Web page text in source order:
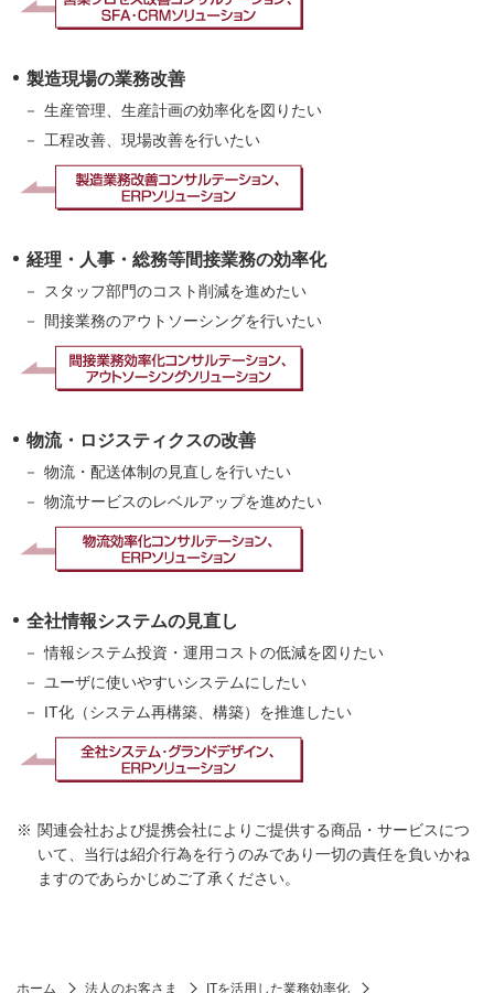
製造現場の業務改善
生産管理、生産計画の効率化を図りたい
工程改善、現場改善を行いたい
経理・人事・総務等間接業務の効率化
スタッフ部門のコスト削減を進めたい
間接業務のアウトソーシングを行いたい
物流・ロジスティクスの改善
物流・配送体制の見直しを行いたい
物流サービスのレベルアップを進めたい
全社情報システムの見直し
情報システム投資・運用コストの低減を図りたい
ユーザに使いやすいシステムにしたい
IT化（システム再構築、構築）を推進したい
関連会社および提携会社によりご提供する商品・サービスにつ
いて、当行は紹介行為を行うのみであり一切の責任を負いかね
ますのであらかじめご了承ください。
ホーム 法人のお客さま ITを活用した業務効率化